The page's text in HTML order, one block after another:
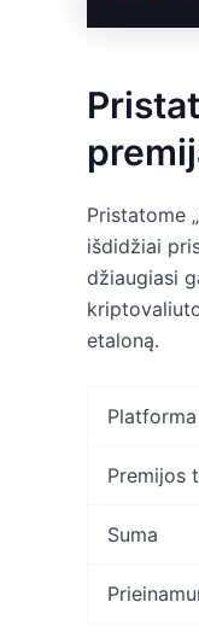
Pristatome
išdidžiai
džiaugiasi
etaloną.
Platforma
Premijos
Suma